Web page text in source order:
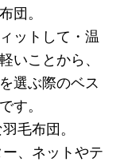
団。
ットして・温
いことから、
選ぶ際のベス
す。
毛布団。
、ネットやテ